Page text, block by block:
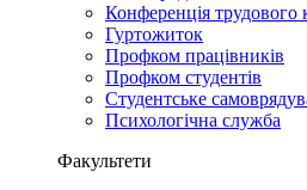
Конференція трудового
Гуртожиток
Профком працівників
Профком студентів
Студентське
Психологічна служба
Факультети